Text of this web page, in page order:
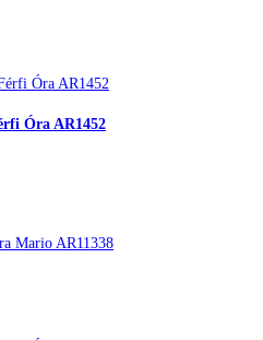
Óra AR1452